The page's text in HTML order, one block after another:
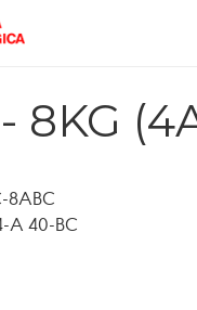
8KG
8ABC
A 40-BC